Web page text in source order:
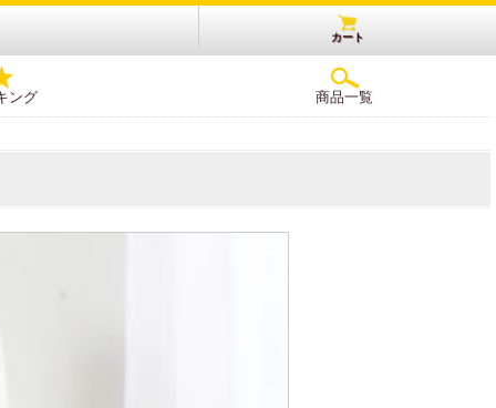
カート
ング 商品一覧